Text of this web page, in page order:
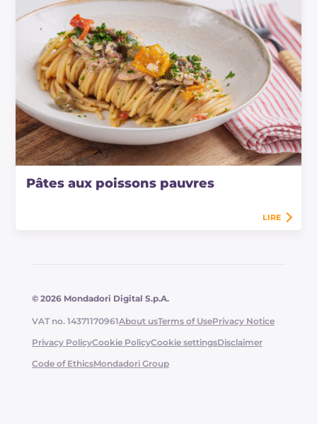
Pâtes aux poissons pauvres
LIRE
© 2026 Mondadori Digital S.p.A.
VAT no. 14371170961About usTerms of UsePrivacy Notice
Privacy PolicyCookie PolicyCookie settingsDisclaimer
Code of EthicsMondadori Group